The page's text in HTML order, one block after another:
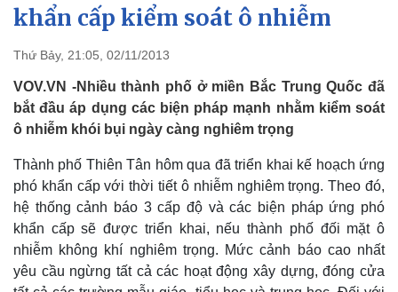
Đảng
Tổ chức nhân sự
Nhận diện sự thật
Tin 24h
Dự báo thời tiết
Việc làm
Biển đảo
khẩn cấp kiểm soát ô nhiễm
Thứ Bảy, 21:05, 02/11/2013
VOV.VN -Nhiều thành phố ở miền Bắc Trung Quốc đã
bắt đầu áp dụng các biện pháp mạnh nhằm kiểm soát
ô nhiễm khói bụi ngày càng nghiêm trọng
Thành phố Thiên Tân hôm qua đã triển khai kế hoạch ứng
phó khẩn cấp với thời tiết ô nhiễm nghiêm trọng. Theo đó,
hệ thống cảnh báo 3 cấp độ và các biện pháp ứng phó
khẩn cấp sẽ được triển khai, nếu thành phố đối mặt ô
nhiễm không khí nghiêm trọng. Mức cảnh báo cao nhất
yêu cầu ngừng tất cả các hoạt động xây dựng, đóng cửa